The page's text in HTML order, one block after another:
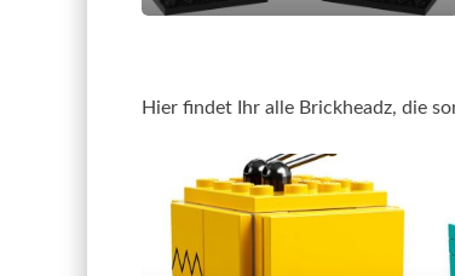
Kind
Hier findet Ihr alle Brickheadz, die